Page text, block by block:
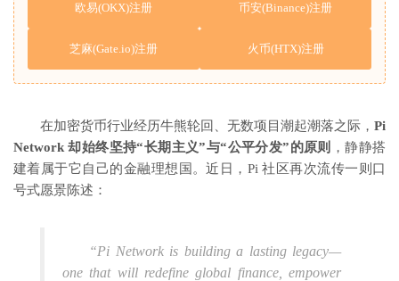
欧易(OKX)注册 币安(Binance)注册
芝麻(Gate.io)注册 火币(HTX)注册
在加密货币行业经历牛熊轮回、无数项目潮起潮落之际， Pi
Network 却始终坚持“长期主义”与“公平分发”的原则
，静静搭
建着属于它自己的金融理想国。近日，Pi 社区再次流传一则口
号式愿景陈述：
“Pi Network is building a lasting legacy—
one that will redefine global finance, empower